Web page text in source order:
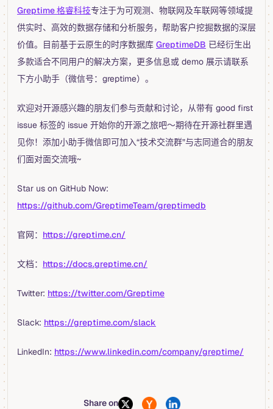
Greptime 格睿科技专注于为可观测、物联网及车联网等领域提
供实时、高效的数据存储和分析服务，帮助客户挖掘数据的深层
价值。目前基于云原生的时序数据库 GreptimeDB 已经衍生出
多款适合不同用户的解决方案，更多信息或 demo 展示请联系
下方小助手（微信号：greptime）。
欢迎对开源感兴趣的朋友们参与贡献和讨论，从带有 good first
issue 标签的 issue 开始你的开源之旅吧～期待在开源社群里遇
见你！添加小助手微信即可加入“技术交流群”与志同道合的朋友
们面对面交流哦~
Star us on GitHub Now:
https://github.com/GreptimeTeam/greptimedb
官网： https://greptime.cn/
文档： https://docs.greptime.cn/
Twitter: https://twitter.com/Greptime
Slack: https://greptime.com/slack
LinkedIn: https://www.linkedin.com/company/greptime/
Share on